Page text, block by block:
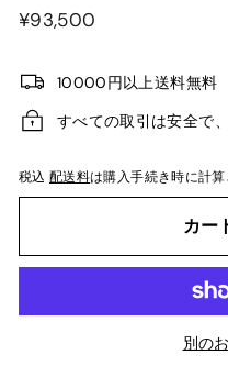
¥93,500
10000円以上送料無料
すべての取引は安全で
税込配送料は購入手続き時に計算
カー
別の